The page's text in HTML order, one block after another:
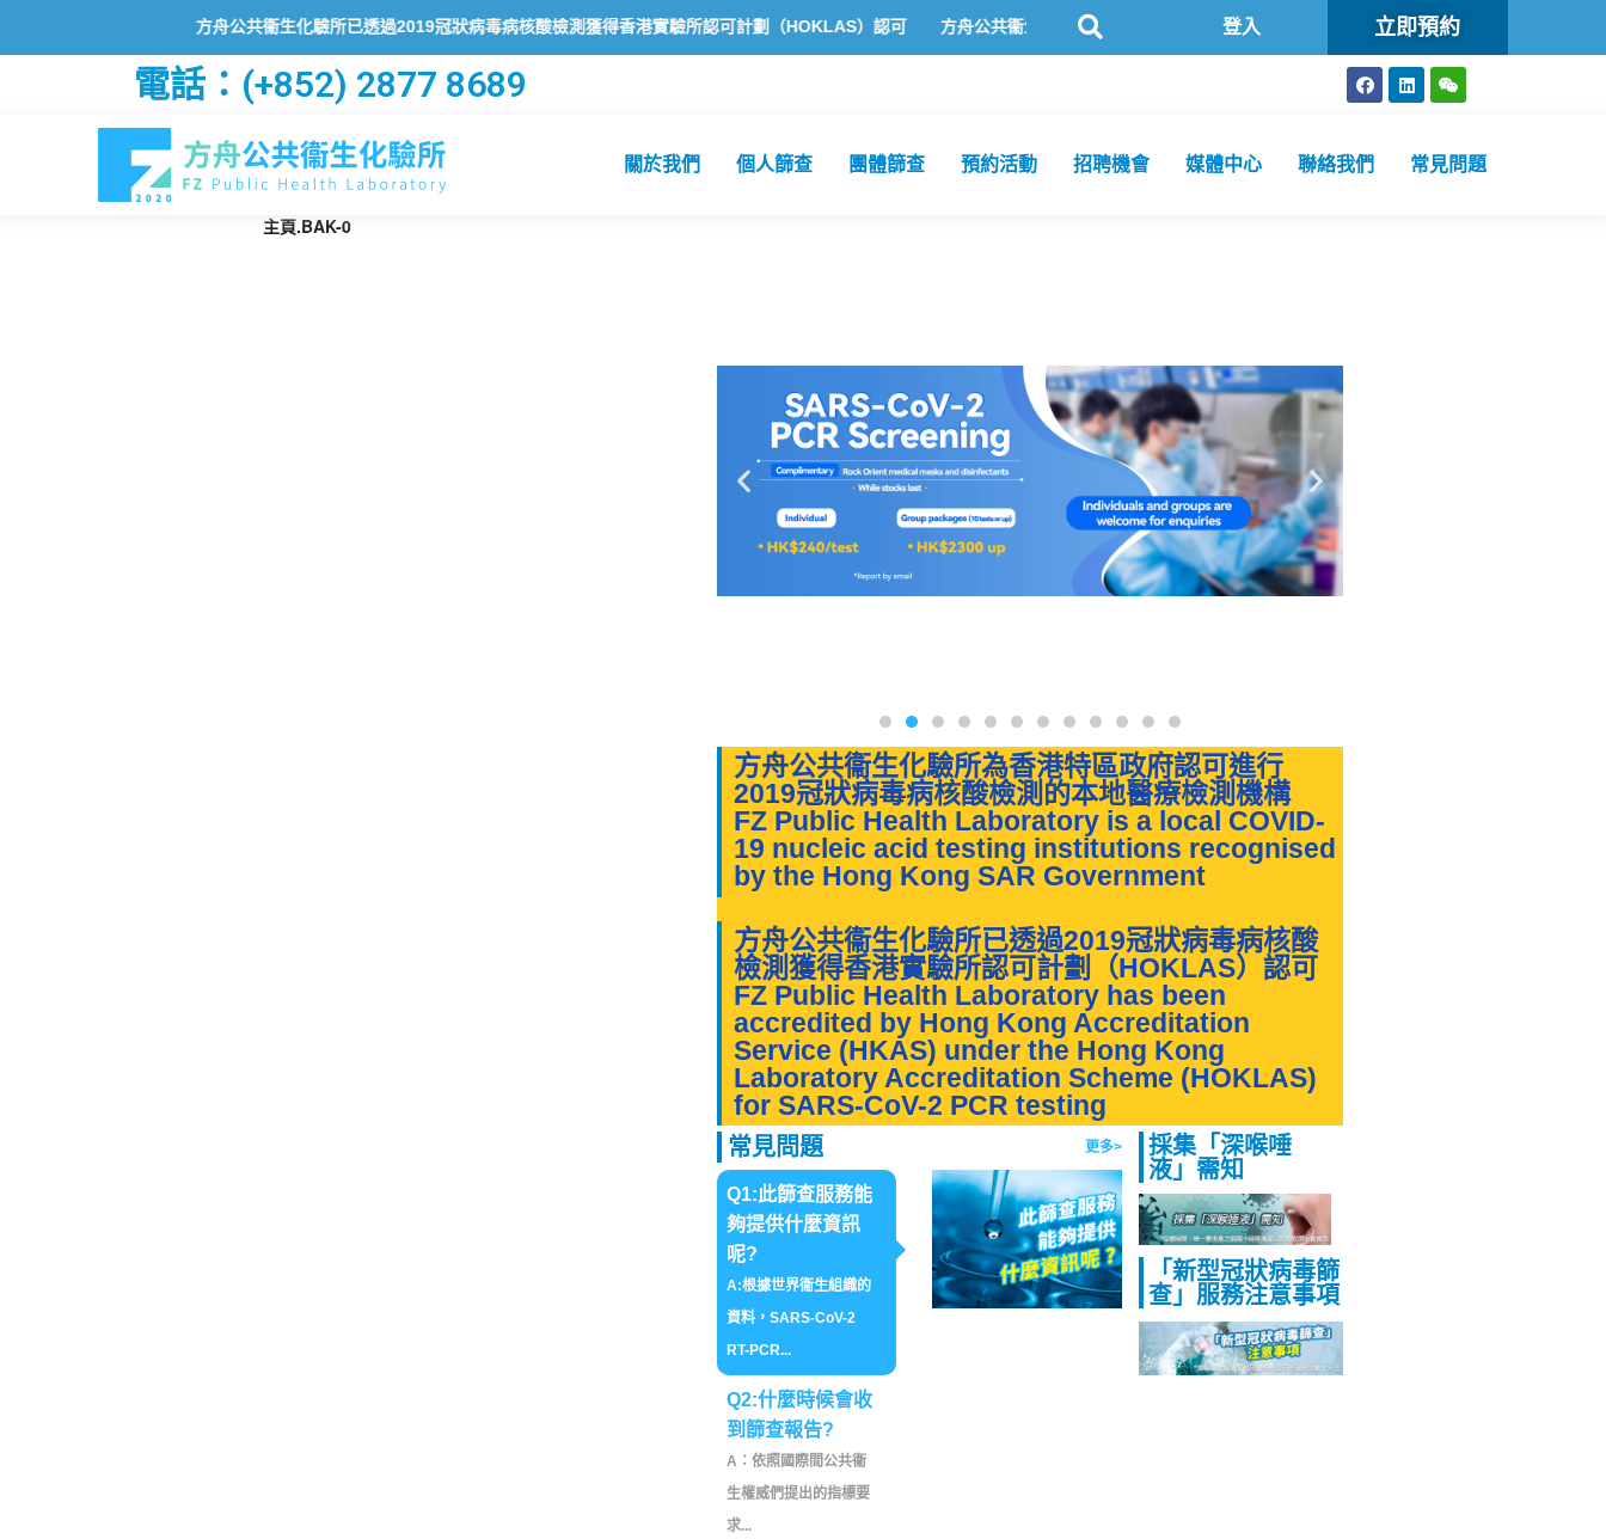
方舟公共衞生化驗所已透過2019冠狀病毒病核酸檢測獲得香港實驗所認可計劃（HOKLAS）認可 方舟公共衞生化驗所為香港特區政府認可進行2019冠狀病毒病核酸檢測的本地醫療檢測機構
登入 立即預約
電話：(+852) 2877 8689
關於我們 個人篩查 團體篩查 預約活動 招聘機會 媒體中心 聯絡我們 常見問題
主頁.BAK-0
方舟公共衞生化驗所為香港特區政府認可進行
2019冠狀病毒病核酸檢測的本地醫療檢測機構
FZ Public Health Laboratory is a local COVID-
19 nucleic acid testing institutions recognised
by the Hong Kong SAR Government
方舟公共衞生化驗所已透過2019冠狀病毒病核酸
檢測獲得香港實驗所認可計劃（HOKLAS）認可
FZ Public Health Laboratory has been
accredited by Hong Kong Accreditation
Service (HKAS) under the Hong Kong
Laboratory Accreditation Scheme (HOKLAS)
for SARS-CoV-2 PCR testing
常見問題 更多>
Q1:此篩查服務能
夠提供什麼資訊
呢?
A:根據世界衞生組織的
資料，SARS-CoV-2
RT-PCR...
Q2:什麼時候會收
到篩查報告?
A：依照國際間公共衞
生權威們提出的指標要
求...
採集「深喉唾
液」需知
「新型冠狀病毒篩
查」服務注意事項